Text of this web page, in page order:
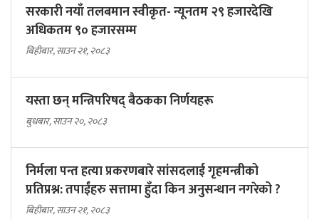
सरकारी नयाँ तलबमान स्वीकृत- न्यूनतम २९ हजारदेखि
अधिकतम ९० हजारसम्म
बिहीबार, साउन २१, २०८३
यस्ता छन् मन्त्रिपरिषद् बैठकका निर्णयहरू
बुधबार, साउन २०, २०८३
निर्मला पन्त हत्या प्रकरणबारे सांसदलाई गृहमन्त्रीको
प्रतिप्रश्न: तपाईंहरु सत्तामा हुँदा किन अनुसन्धान नगरेको ?
बिहीबार, साउन २१, २०८३